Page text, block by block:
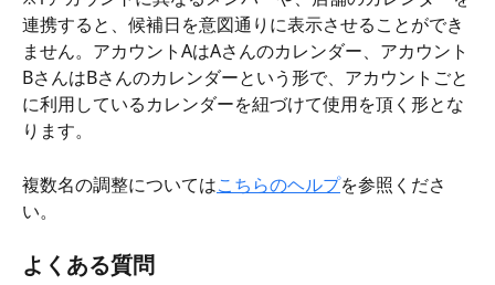
連携すると、候補日を意図通りに表示させることができ
ません。アカウントAはAさんのカレンダー、アカウント
BさんはBさんのカレンダーという形で、アカウントごと
に利用しているカレンダーを紐づけて使用を頂く形とな
ります。
複数名の調整についてはこちらのヘルプを参照くださ
い。
よくある質問